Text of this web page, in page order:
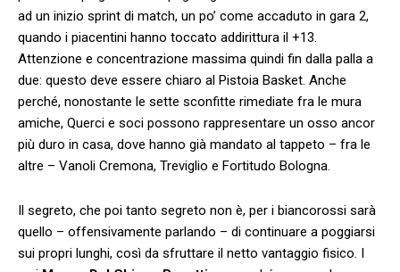
ad un inizio sprint di match, un po’ come accaduto in gara 2,
quando i piacentini hanno toccato addirittura il +13.
Attenzione e concentrazione massima quindi fin dalla palla a
due: questo deve essere chiaro al Pistoia Basket. Anche
perché, nonostante le sette sconfitte rimediate fra le mura
amiche, Querci e soci possono rappresentare un osso ancor
più duro in casa, dove hanno già mandato al tappeto – fra le
altre – Vanoli Cremona, Treviglio e Fortitudo Bologna.
Il segreto, che poi tanto segreto non è, per i biancorossi sarà
quello – offensivamente parlando – di continuare a poggiarsi
sui propri lunghi, così da sfruttare il netto vantaggio fisico. I